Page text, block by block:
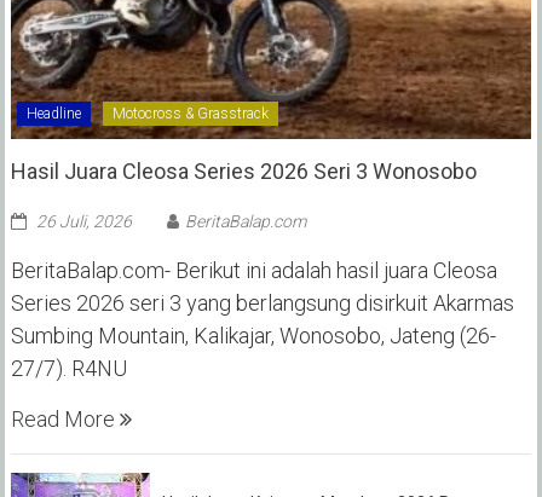
Headline Motocross & Grasstrack
Hasil Juara Cleosa Series 2026 Seri 3 Wonosobo ‎
26 Juli, 2026 BeritaBalap.com
BeritaBalap.com- Berikut ini adalah hasil juara Cleosa
Series 2026 seri 3 yang berlangsung disirkuit Akarmas
Sumbing Mountain, Kalikajar, Wonosobo, Jateng (26-
27/7). R4NU
Read More